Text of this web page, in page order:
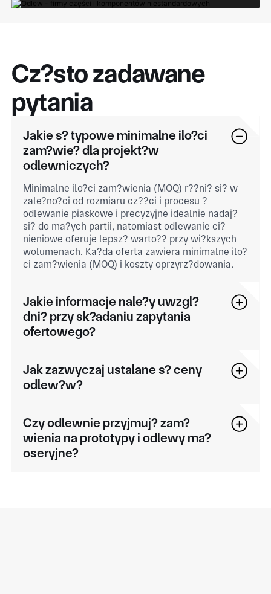
Cz?sto zadawane
pytania
Jakie s? typowe minimalne ilo?ci
zam?wie? dla projekt?w
odlewniczych?
Minimalne ilo?ci zam?wienia (MOQ) r??ni? si? w
zale?no?ci od rozmiaru cz??ci i procesu ?
odlewanie piaskowe i precyzyjne idealnie nadaj?
si? do ma?ych partii, natomiast odlewanie ci?
nieniowe oferuje lepsz? warto?? przy wi?kszych
wolumenach. Ka?da oferta zawiera minimalne ilo?
ci zam?wienia (MOQ) i koszty oprzyrz?dowania.
Jakie informacje nale?y uwzgl?
dni? przy sk?adaniu zapytania
ofertowego?
Jak zazwyczaj ustalane s? ceny
odlew?w?
Czy odlewnie przyjmuj? zam?
wienia na prototypy i odlewy ma?
oseryjne?